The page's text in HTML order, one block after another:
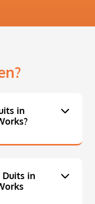
in
in